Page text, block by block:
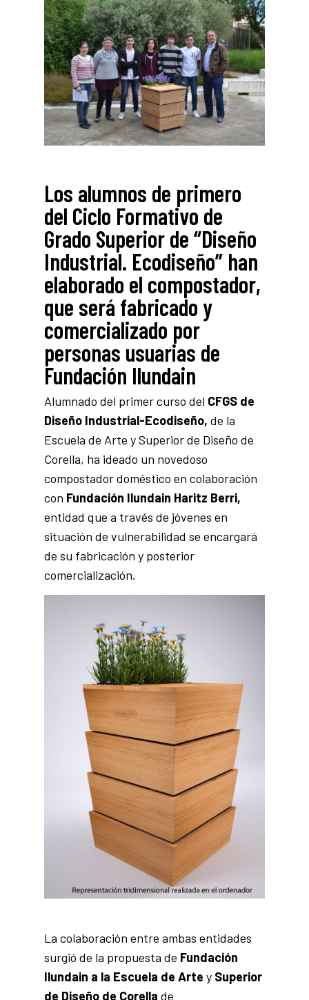
Los alumnos de primero
del Ciclo Formativo de
Grado Superior de “Diseño
Industrial. Ecodiseño” han
elaborado el compostador,
que será fabricado y
comercializado por
personas usuarias de
Fundación Ilundain
Alumnado del primer curso del CFGS de
Diseño Industrial-Ecodiseño, de la
Escuela de Arte y Superior de Diseño de
Corella, ha ideado un novedoso
compostador doméstico en colaboración
con Fundación Ilundain Haritz Berri,
entidad que a través de jóvenes en
situación de vulnerabilidad se encargará
de su fabricación y posterior
comercialización.
La colaboración entre ambas entidades
surgió de la propuesta de Fundación
Ilundain a la Escuela de Arte y Superior
de Diseño de Corella de